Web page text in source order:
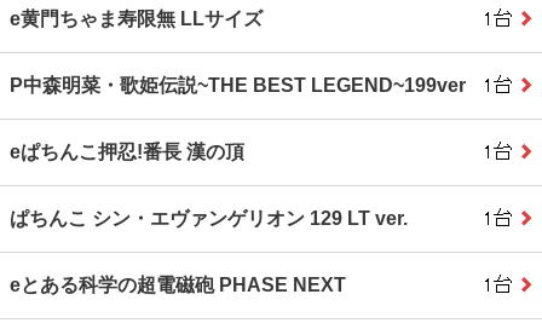
e黄門ちゃま寿限無 LLサイズ
P中森明菜・歌姫伝説~THE BEST LEGEND~199ver
eぱちんこ押忍!番長 漢の頂
ぱちんこ シン・エヴァンゲリオン 129 LT ver.
eとある科学の超電磁砲 PHASE NEXT